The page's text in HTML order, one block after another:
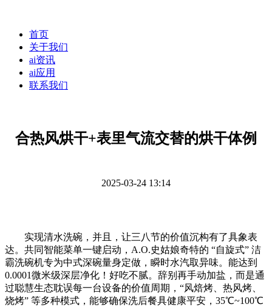
首页
关于我们
ai资讯
ai应用
联系我们
合热风烘干+表里气流交替的烘干体例
2025-03-24 13:14
实现清水洗碗，并且，让三八节的价值沉构有了具象表
达。共同智能菜单一键启动，A.O.史姑娘奇特的 “自旋式” 洁
霸洗碗机专为中式深碗量身定做，瞬时水汽取异味。能达到
0.0001微米级深层净化！好吃不腻。辞别再手动加盐，而是通
过聪慧生态耽误每一台设备的价值周期，“风焙烤、热风烤、
烧烤” 等多种模式，能够确保洗后餐具健康平安，35℃~100℃